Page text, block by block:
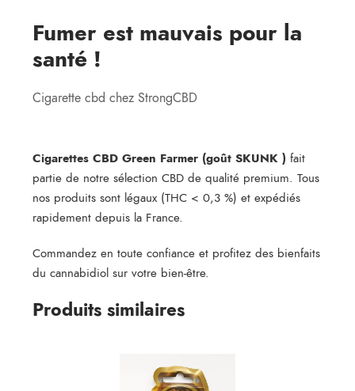
Fumer est mauvais pour la
santé !
Cigarette cbd chez StrongCBD
Cigarettes CBD Green Farmer (goût SKUNK ) fait
partie de notre sélection CBD de qualité premium. Tous
nos produits sont légaux (THC < 0,3 %) et expédiés
rapidement depuis la France.
Commandez en toute confiance et profitez des bienfaits
du cannabidiol sur votre bien-être.
Produits similaires